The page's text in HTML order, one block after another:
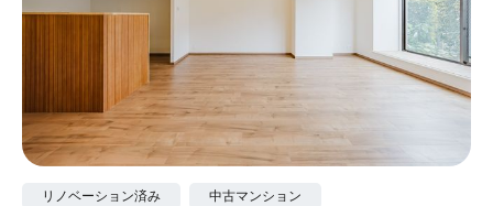
リノベーション済み 中古マンション